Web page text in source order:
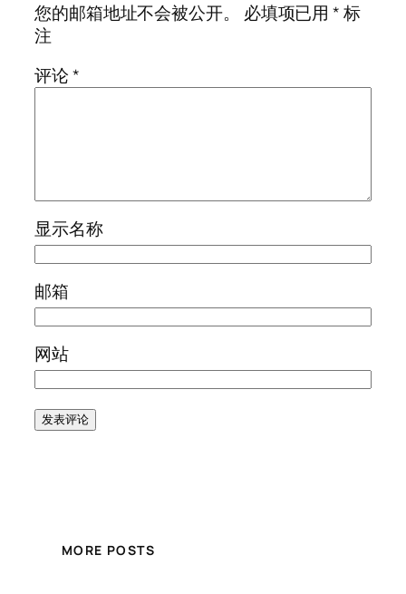
您的邮箱地址不会被公开。
必填项已用*标
注
评论*
显示名称
邮箱
网站
MORE POSTS